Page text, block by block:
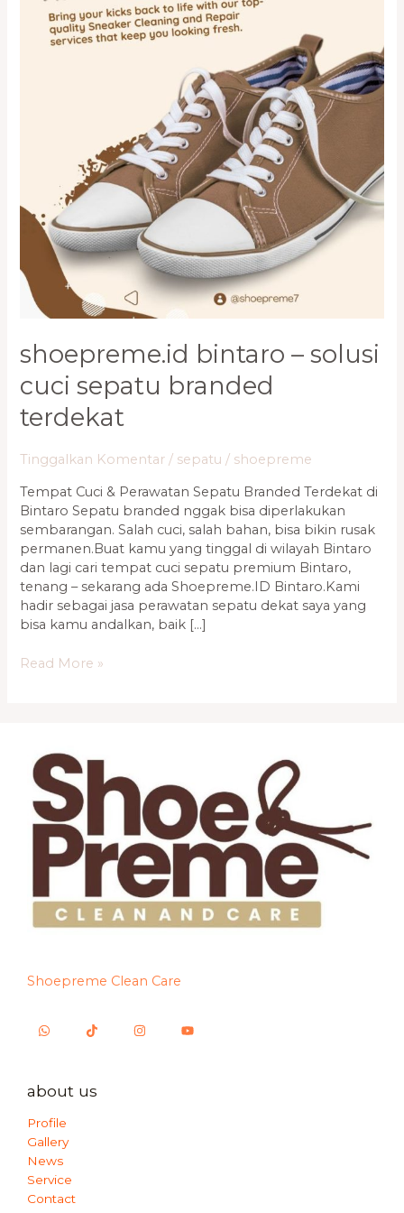
shoepreme.id bintaro – solusi
cuci sepatu branded
terdekat
Tinggalkan Komentar / sepatu / shoepreme
Tempat Cuci & Perawatan Sepatu Branded Terdekat di
Bintaro Sepatu branded nggak bisa diperlakukan
sembarangan. Salah cuci, salah bahan, bisa bikin rusak
permanen.Buat kamu yang tinggal di wilayah Bintaro
dan lagi cari tempat cuci sepatu premium Bintaro,
tenang – sekarang ada Shoepreme.ID Bintaro.Kami
hadir sebagai jasa perawatan sepatu dekat saya yang
bisa kamu andalkan, baik […]
Terdekat
Read More »
Shoepreme Clean Care
about us
Profile
Gallery
News
Service
Contact